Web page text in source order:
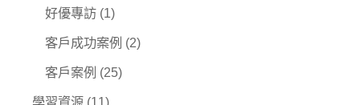
好優專訪 (1)
客戶成功案例 (2)
客戶案例 (25)
學習資源 (11)